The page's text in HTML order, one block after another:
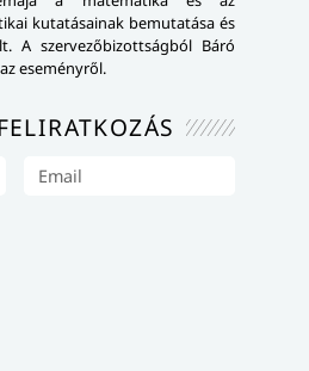
kutatásainak bemutatása és
A szervezőbizottságból Báró
eseményről.